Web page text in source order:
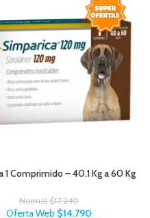
1 Comprimido – 40.1 Kg a 60 Kg
Normal$17.240
Oferta Web $14.790